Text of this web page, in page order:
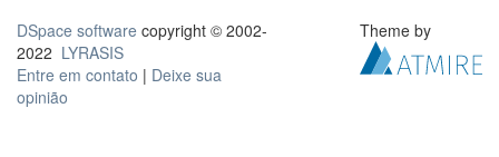
DSpace software copyright © 2002-
2022 LYRASIS
Entre em contato | Deixe sua
opinião
Theme by